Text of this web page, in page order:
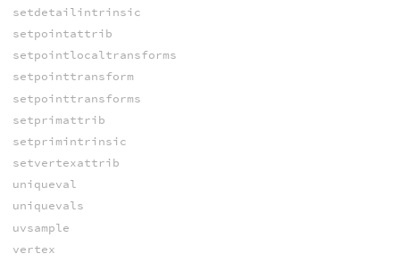
setdetailintrinsic
setpointattrib
setpointlocaltransforms
setpointtransform
setpointtransforms
setprimattrib
setprimintrinsic
setvertexattrib
uniqueval
uniquevals
uvsample
vertex